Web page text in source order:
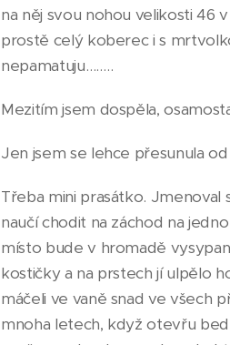
na něj svou nohou velikosti 46
prostě celý koberec i s
nepamatuju……..
Mezitím jsem dospěla,
Jen jsem se lehce přesunula
Třeba mini prasátko. Jmenoval
naučí chodit na záchod na
místo bude v hromadě
kostičky a na prstech jí ulpělo
máčeli ve vaně snad ve všech
mnoha letech, když otevřu